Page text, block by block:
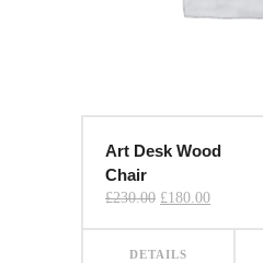
Art Desk Wood
Chair
£230.00 Original
was:
£180.00Current
is:
DETAILS